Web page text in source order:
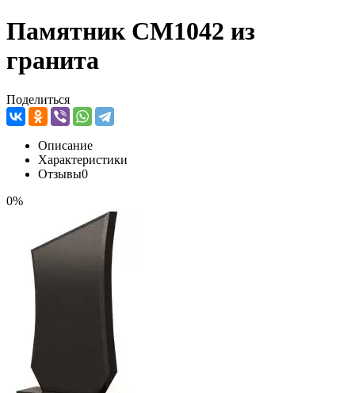
Памятник CM1042 из
гранита
Поделиться
Описание
Характеристики
Отзывы0
0%